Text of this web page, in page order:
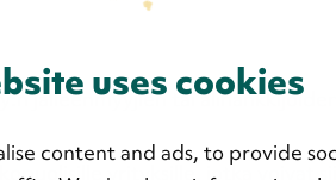
uses cookies
content and ads, to provide
jälleenmyyjien tai alihankkijoiden
yrityksille, jotka voivat